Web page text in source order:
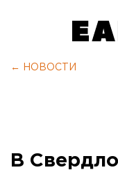
← НОВОСТИ
В